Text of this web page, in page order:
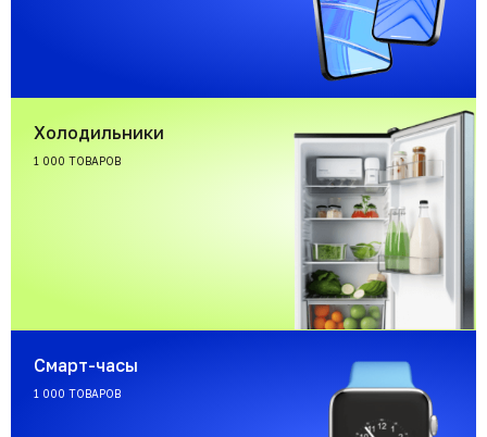
Холодильники
1 000 ТОВАРОВ
Смарт-часы
1 000 ТОВАРОВ